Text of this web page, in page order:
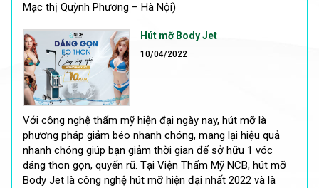
Mạc thị Quỳnh Phương – Hà Nội)
Hút mỡ Body Jet
10/04/2022
Với công nghệ thẩm mỹ hiện đại ngày nay, hút mỡ là
phương pháp giảm béo nhanh chóng, mang lại hiệu quả
nhanh chóng giúp bạn giảm thời gian để sở hữu 1 vóc
dáng thon gọn, quyến rũ. Tại Viện Thẩm Mỹ NCB, hút mỡ
Body Jet là công nghệ hút mỡ hiện đại nhất 2022 và là